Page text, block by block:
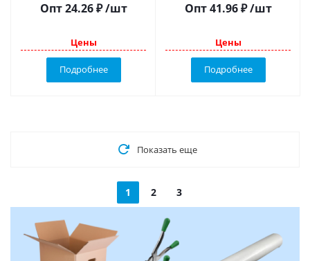
Опт24.26 ₽ /шт
Цены
Подробнее
Опт41.96 ₽ /шт
Цены
Подробнее
Показать еще
1 2 3